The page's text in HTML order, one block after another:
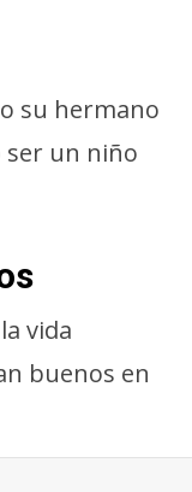
su hermano
ser un niño
vida
buenos en